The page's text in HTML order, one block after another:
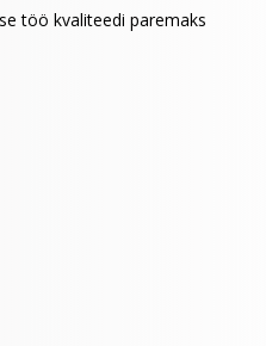
töö kvaliteedi paremaks